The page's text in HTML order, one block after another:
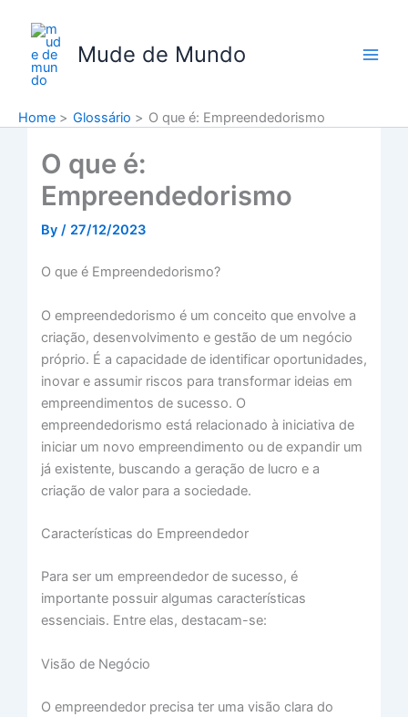
content
Mude de Mundo
Home Glossário O que é: Empreendedorismo
O que é:
Empreendedorismo
By / 27/12/2023
O que é Empreendedorismo?
O empreendedorismo é um conceito que envolve a
criação, desenvolvimento e gestão de um negócio
próprio. É a capacidade de identificar oportunidades,
inovar e assumir riscos para transformar ideias em
empreendimentos de sucesso. O
empreendedorismo está relacionado à iniciativa de
iniciar um novo empreendimento ou de expandir um
já existente, buscando a geração de lucro e a
criação de valor para a sociedade.
Características do Empreendedor
Para ser um empreendedor de sucesso, é
importante possuir algumas características
essenciais. Entre elas, destacam-se:
Visão de Negócio
O empreendedor precisa ter uma visão clara do